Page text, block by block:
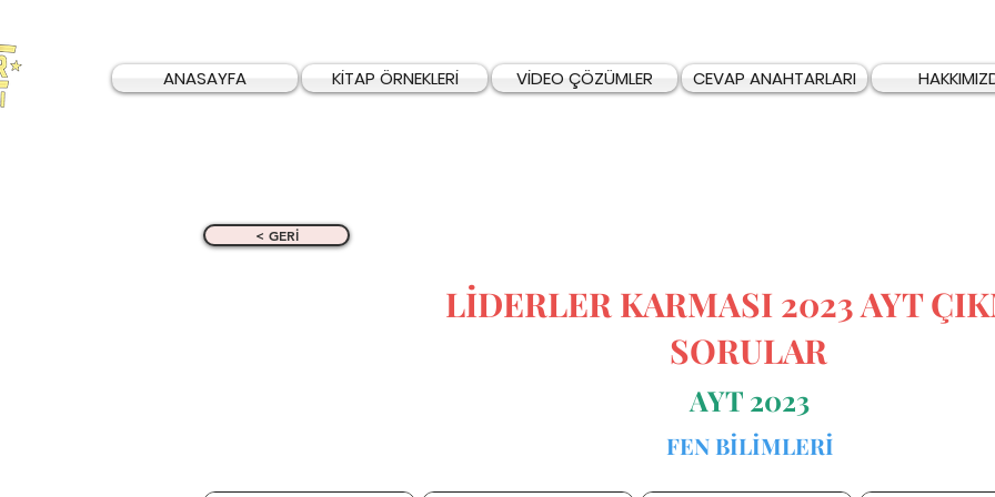
ANASAYFA KİTAP ÖRNEKLERİ VİDEO ÇÖZÜMLER CEVAP ANAHTARLARI
< GERİ
LİDERLER KARMASI 2023 AYT
SORULAR
AYT 2023
FEN BİLİMLERİ